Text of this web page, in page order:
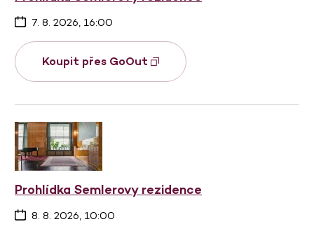
7. 8. 2026, 16:00
Koupit přes GoOut
Prohlídka Semlerovy rezidence
8. 8. 2026, 10:00